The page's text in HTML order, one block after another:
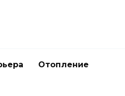
Отопление